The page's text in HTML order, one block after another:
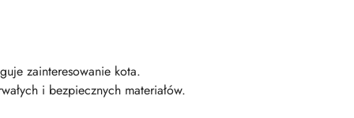
zainteresowanie kota.
i bezpiecznych materiałów.